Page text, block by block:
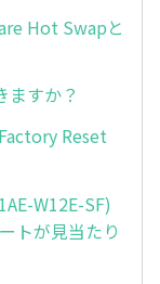
Hot Swapと
ますか？
Reset
W12E-SF)
トが見当たり